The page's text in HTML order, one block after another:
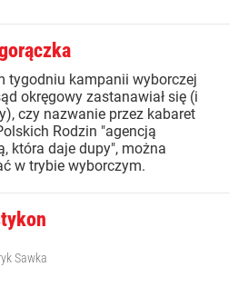
tygodniu kampanii wyborczej
okręgowy zastanawiał się (i
czy nazwanie przez kabaret
Rodzin "agencją
która daje dupy", można
w trybie wyborczym.
Sawka